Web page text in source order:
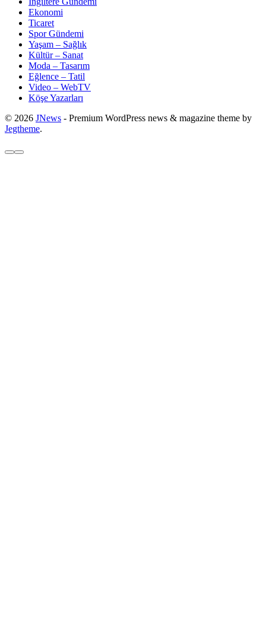
Ekonomi
Ticaret
Spor Gündemi
Yaşam – Sağlık
Kültür – Sanat
Moda – Tasarım
Eğlence – Tatil
Video – WebTV
Köşe Yazarları
© 2026 JNews - Premium WordPress news & magazine theme by
Jegtheme.